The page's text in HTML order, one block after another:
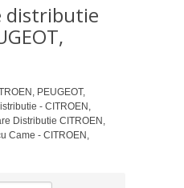
distributie
PEUGEOT,
- CITROEN,
Distributie CITROEN,
Came - CITROEN,